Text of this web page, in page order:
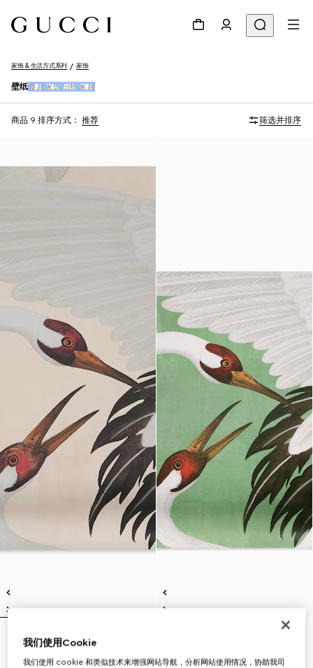
家饰 & 生活方式系列 家饰
壁纸 餐具 家饰 织物 家具
商品 9 排序方式： 推荐 筛选并排序
仅限客户顾问
苍鹭印花壁纸
CHF 540
CHF 540
我们使用Cookie
我们使用 cookie 和类似技术来增强网站导航，分析网站使用情况，协助我司